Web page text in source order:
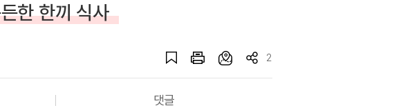
한 한끼 식사
2
댓글